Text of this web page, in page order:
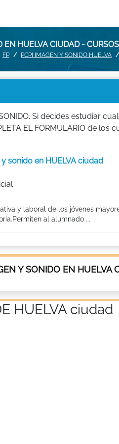
EN HUELVA CIUDAD -
FP PCPI IMAGEN Y SONIDO HUELVA
Si decides estudiar
EL FORMULARIO de los
sonido en HUELVA ciudad
y laboral de los jóvenes
al alumnado ...
Y SONIDO EN HUELVA
HUELVA ciudad